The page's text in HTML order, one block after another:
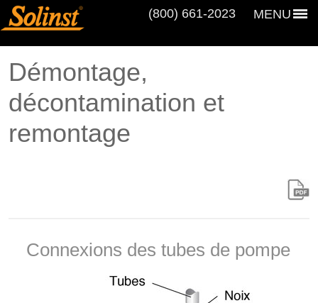
MENU
(800) 661‑2023
Démontage,
décontamination et
remontage
Connexions des tubes de pompe